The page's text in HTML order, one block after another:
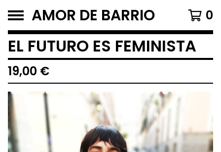
AMOR DE BARRIO 0
EL FUTURO ES FEMINISTA
19,00 €